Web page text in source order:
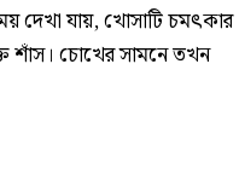
দেখা যায়, খোসাটি চমৎকার
শাঁস। চোখের সামনে তখন